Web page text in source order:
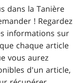
dans la Tanière
! Regardez
informations sur
chaque article
vous aurez
d'un article,